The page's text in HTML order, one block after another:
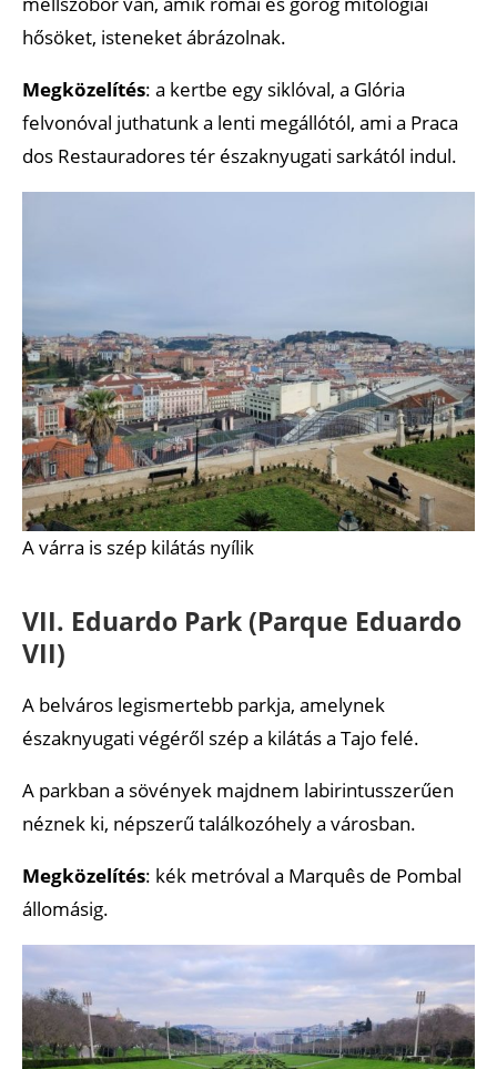
hősöket, isteneket ábrázolnak.
Megközelítés: a kertbe egy siklóval, a Glória
felvonóval juthatunk a lenti megállótól, ami a Praca
dos Restauradores tér északnyugati sarkától indul.
A várra is szép kilátás nyílik
VII. Eduardo Park (Parque Eduardo
VII)
A belváros legismertebb parkja, amelynek
északnyugati végéről szép a kilátás a Tajo felé.
A parkban a sövények majdnem labirintusszerűen
néznek ki, népszerű találkozóhely a városban.
Megközelítés: kék metróval a Marquês de Pombal
állomásig.